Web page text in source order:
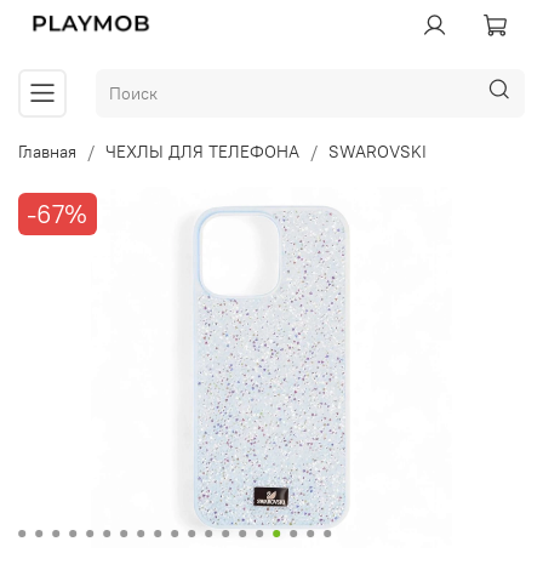
Главная ЧЕХЛЫ ДЛЯ ТЕЛЕФОНА SWAROVSKI
-67%